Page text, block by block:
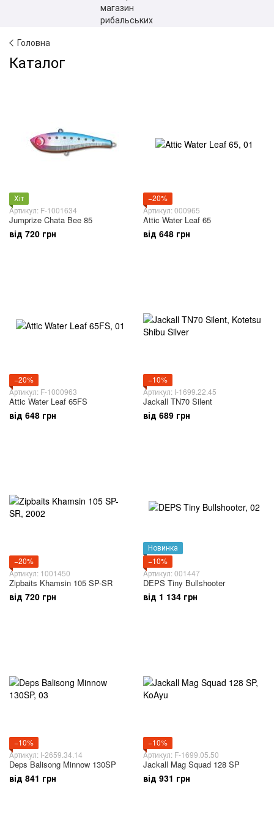
Головна
Каталог
Хіт
Артикул: F-1001634
Jumprize Chata Bee 85
від 720 грн
−20%
Артикул: 000965
Attic Water Leaf 65
від 648 грн
−20%
Артикул: F-1000963
Attic Water Leaf 65FS
від 648 грн
−10%
Артикул: I-1699.22.45
Jackall TN70 Silent
від 689 грн
−20%
Артикул: 1001450
Zipbaits Khamsin 105 SP-SR
від 720 грн
Новинка
−10%
Артикул: 001447
DEPS Tiny Bullshooter
від 1 134 грн
−10%
Артикул: I-2659.34.14
Deps Balisong Minnow 130SP
від 841 грн
−10%
Артикул: F-1699.05.50
Jackall Mag Squad 128 SP
від 931 грн